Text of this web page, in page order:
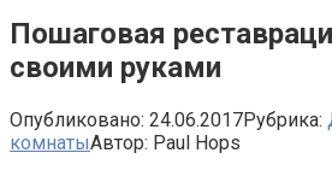
Пошаговая
своими руками
Опубликовано: 24.06.2017Рубрика:
комнатыАвтор: Paul Hops